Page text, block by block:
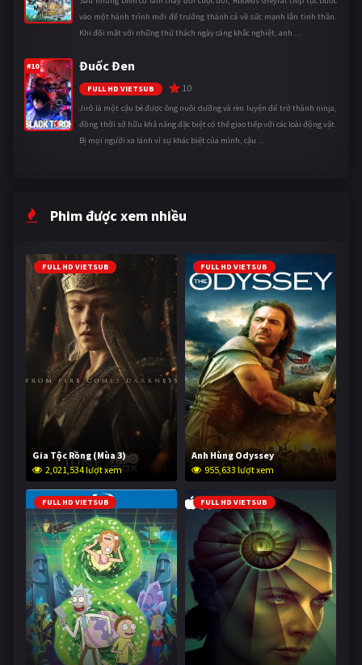
vào một hành trình mới để trưởng thành cả về sức mạnh lẫn tinh thần.
Khi đối mặt với những thử thách ngày càng khắc nghiệt, anh ...
#10 Đuốc Đen
FULL HD VIETSUB 10
Jirô là một cậu bé được ông nuôi dưỡng và rèn luyện để trở thành ninja,
đồng thời sở hữu khả năng đặc biệt có thể giao tiếp với các loài động vật.
Bị mọi người xa lánh vì sự khác biệt của mình, cậu ...
Phim được xem nhiều
FULL HD VIETSUB
Gia Tộc Rồng (Mùa 3)
2,021,534 lượt xem
FULL HD VIETSUB
Anh Hùng Odyssey
955,633 lượt xem
FULL HD VIETSUB FULL HD VIETSUB